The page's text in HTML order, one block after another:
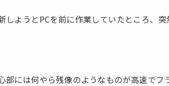
しようとPCを前に作業していたところ、突
部には何やら残像のようなものが高速でフ